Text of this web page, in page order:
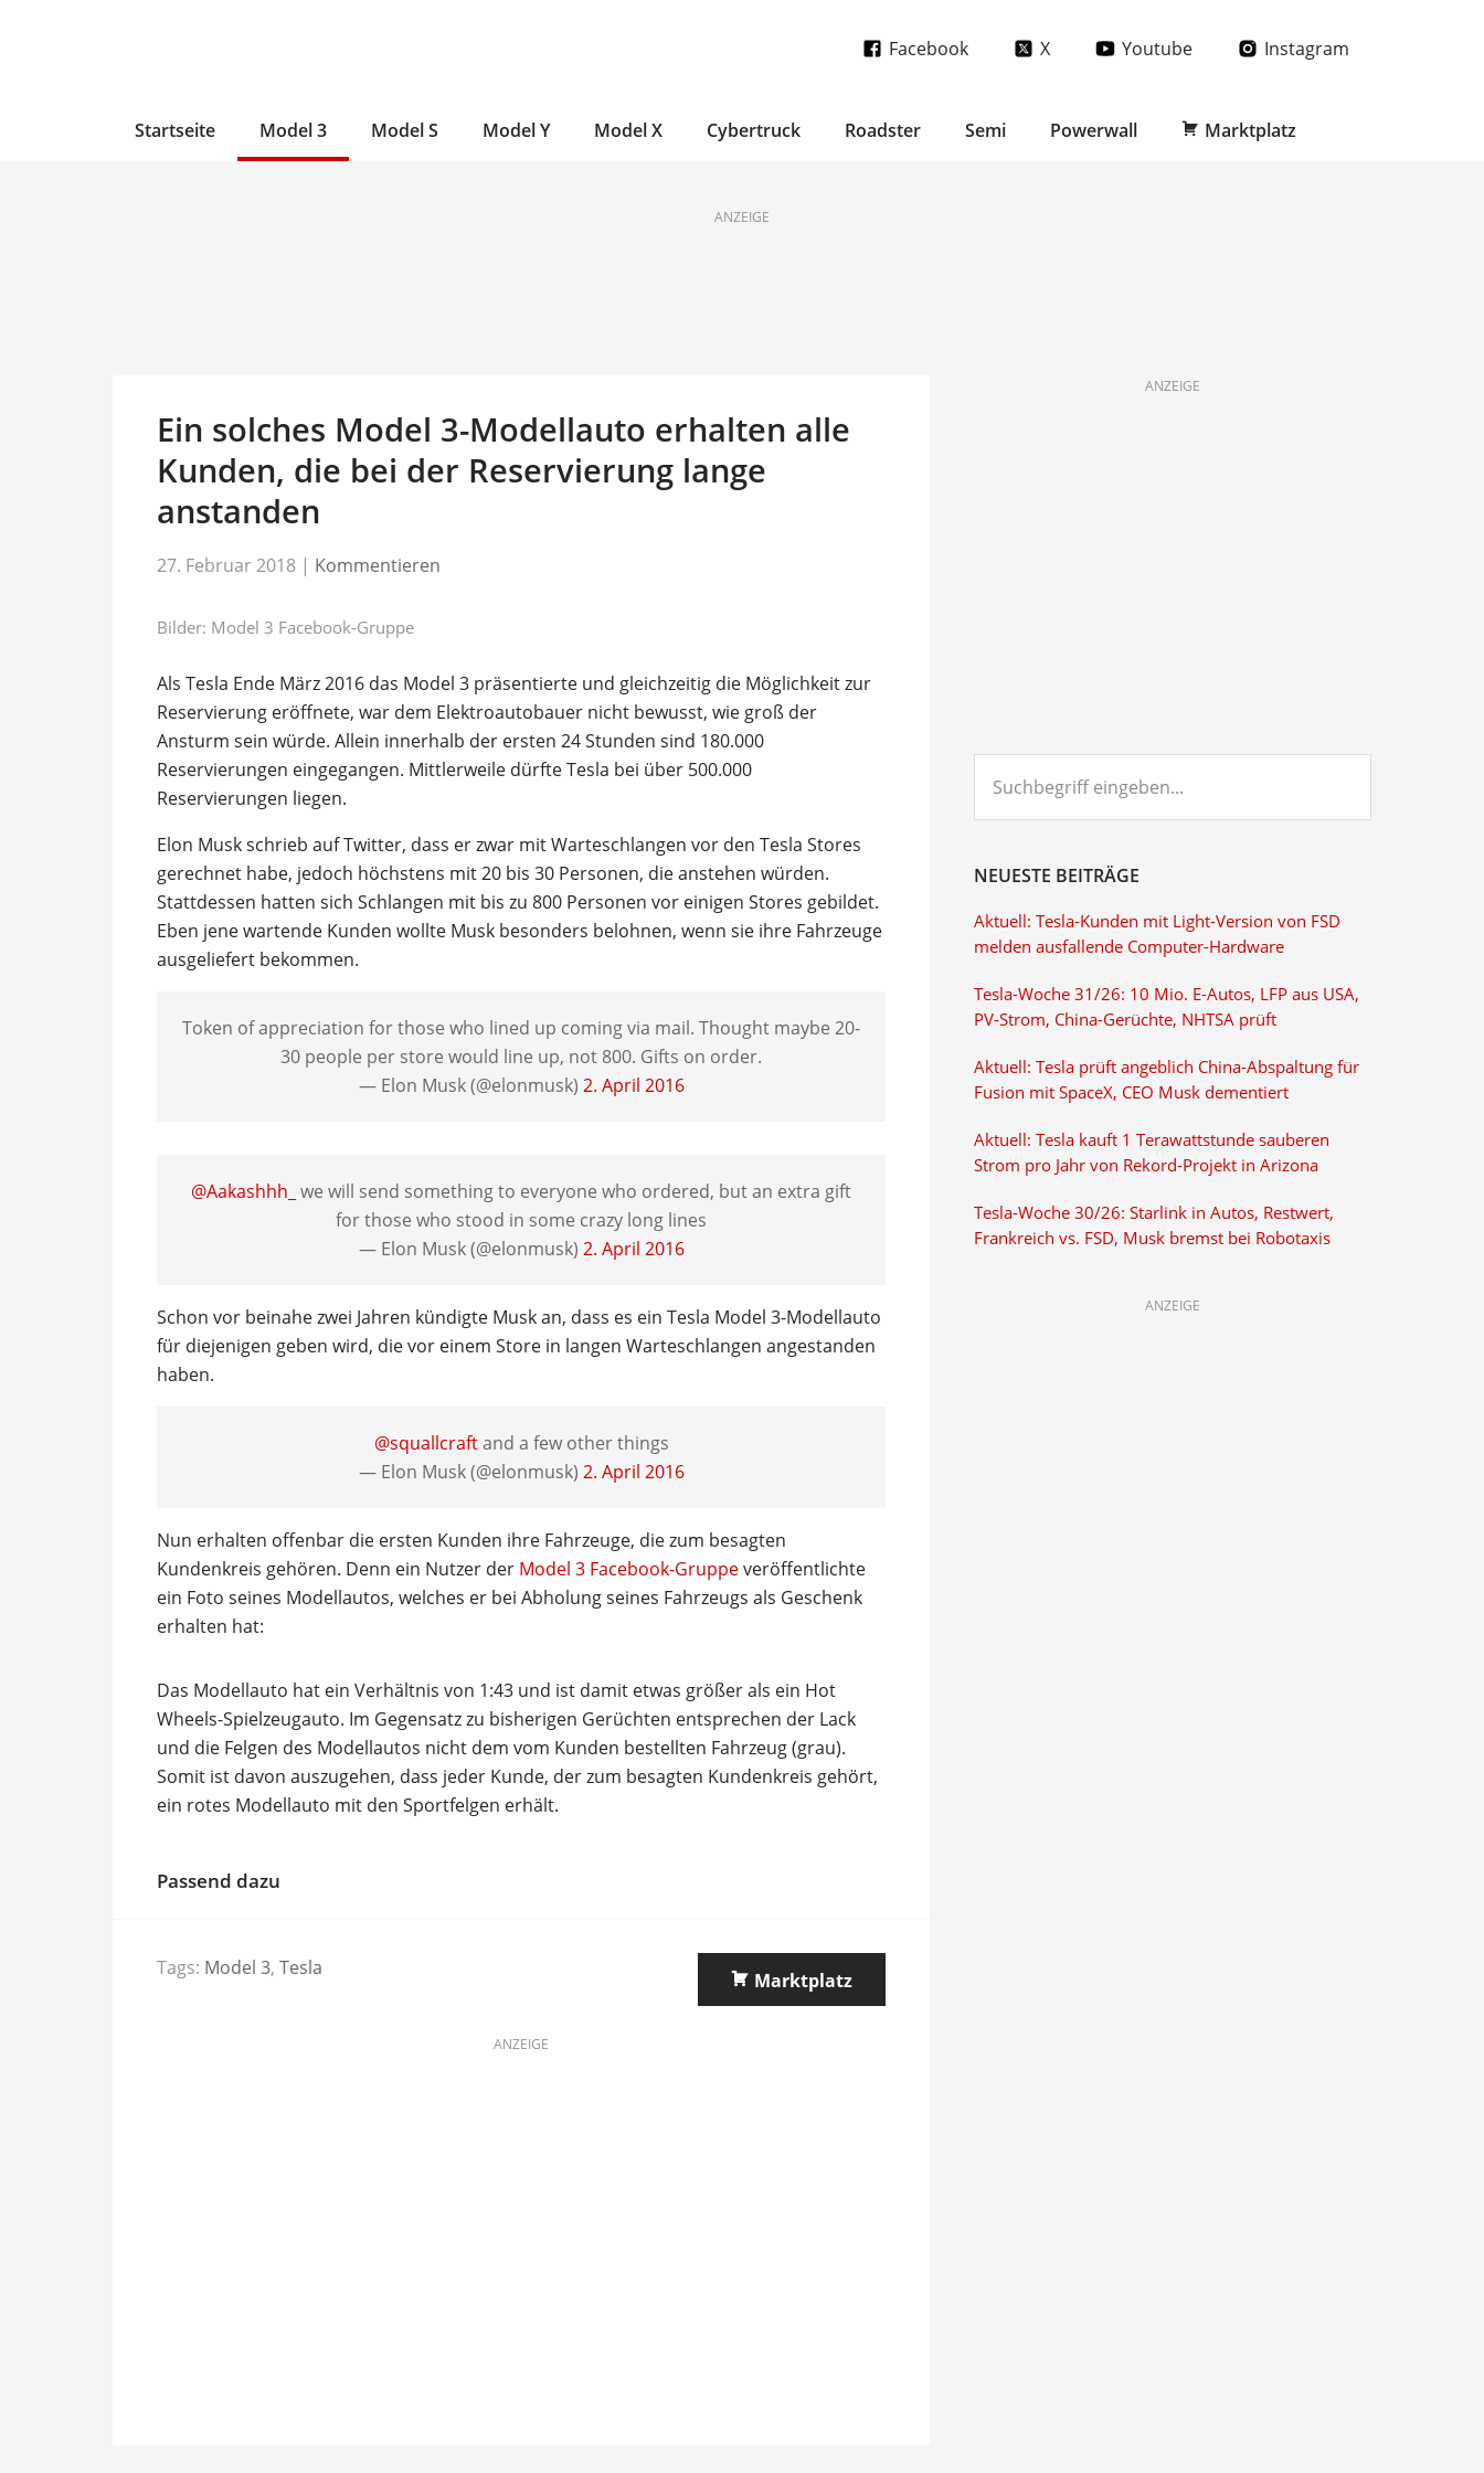
Facebook X Youtube Instagram
Startseite Model 3 Model S Model Y Model X Cybertruck Roadster Semi Powerwall Marktplatz
ANZEIGE
Ein solches Model 3-Modellauto erhalten alle
Kunden, die bei der Reservierung lange
anstanden
27. Februar 2018 | Kommentieren
Bilder: Model 3 Facebook-Gruppe
Als Tesla Ende März 2016 das Model 3 präsentierte und gleichzeitig die Möglichkeit zur
Reservierung eröffnete, war dem Elektroautobauer nicht bewusst, wie groß der
Ansturm sein würde. Allein innerhalb der ersten 24 Stunden sind 180.000
Reservierungen eingegangen. Mittlerweile dürfte Tesla bei über 500.000
Reservierungen liegen.
Elon Musk schrieb auf Twitter, dass er zwar mit Warteschlangen vor den Tesla Stores
gerechnet habe, jedoch höchstens mit 20 bis 30 Personen, die anstehen würden.
Stattdessen hatten sich Schlangen mit bis zu 800 Personen vor einigen Stores gebildet.
Eben jene wartende Kunden wollte Musk besonders belohnen, wenn sie ihre Fahrzeuge
ausgeliefert bekommen.
Token of appreciation for those who lined up coming via mail. Thought maybe 20-
30 people per store would line up, not 800. Gifts on order.
— Elon Musk (@elonmusk) 2. April 2016
@Aakashhh_ we will send something to everyone who ordered, but an extra gift
for those who stood in some crazy long lines
— Elon Musk (@elonmusk) 2. April 2016
Schon vor beinahe zwei Jahren kündigte Musk an, dass es ein Tesla Model 3-Modellauto
für diejenigen geben wird, die vor einem Store in langen Warteschlangen angestanden
haben.
@squallcraftand a few other things
— Elon Musk (@elonmusk) 2. April 2016
Nun erhalten offenbar die ersten Kunden ihre Fahrzeuge, die zum besagten
Kundenkreis gehören. Denn ein Nutzer der Model 3 Facebook-Gruppeveröffentlichte
ein Foto seines Modellautos, welches er bei Abholung seines Fahrzeugs als Geschenk
erhalten hat:
Das Modellauto hat ein Verhältnis von 1:43 und ist damit etwas größer als ein Hot
Wheels-Spielzeugauto. Im Gegensatz zu bisherigen Gerüchten entsprechen der Lack
und die Felgen des Modellautos nicht dem vom Kunden bestellten Fahrzeug (grau).
Somit ist davon auszugehen, dass jeder Kunde, der zum besagten Kundenkreis gehört,
ein rotes Modellauto mit den Sportfelgen erhält.
Passend dazu
Tags: Model 3, Tesla
Marktplatz
ANZEIGE
ANZEIGE
eingeben...
NEUESTE BEITRÄGE
Aktuell: Tesla-Kunden mit Light-Version von FSD
melden ausfallende Computer-Hardware
Tesla-Woche 31/26: 10 Mio. E-Autos, LFP aus USA,
PV-Strom, China-Gerüchte, NHTSA prüft
Aktuell: Tesla prüft angeblich China-Abspaltung für
Fusion mit SpaceX, CEO Musk dementiert
Aktuell: Tesla kauft 1 Terawattstunde sauberen
Strom pro Jahr von Rekord-Projekt in Arizona
Tesla-Woche 30/26: Starlink in Autos, Restwert,
Frankreich vs. FSD, Musk bremst bei Robotaxis
ANZEIGE